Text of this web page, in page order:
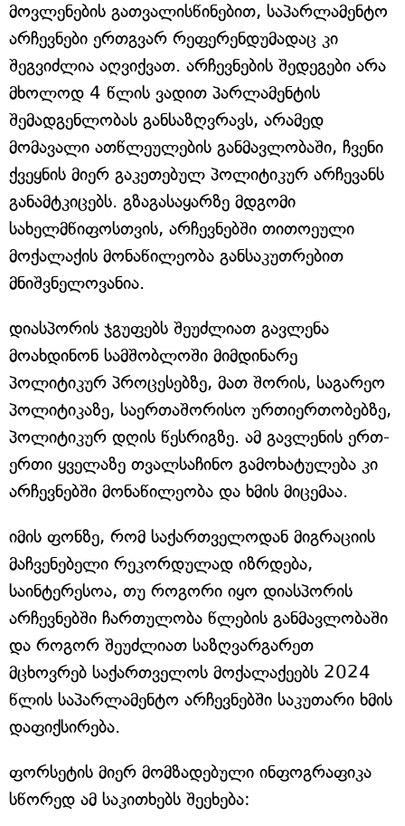
მოვლენების გათვალისწინებით, საპარლამენტო
არჩევნები ერთგვარ რეფერენდუმადაც კი
შეგვიძლია აღვიქვათ. არჩევნების შედეგები არა
მხოლოდ 4 წლის ვადით პარლამენტის
შემადგენლობას განსაზღვრავს, არამედ
მომავალი ათწლეულების განმავლობაში, ჩვენი
ქვეყნის მიერ გაკეთებულ პოლიტიკურ არჩევანს
განამტკიცებს. გზაგასაყარზე მდგომი
სახელმწიფოსთვის, არჩევნებში თითოეული
მოქალაქის მონაწილეობა განსაკუთრებით
მნიშვნელოვანია.
დიასპორის ჯგუფებს შეუძლიათ გავლენა
მოახდინონ სამშობლოში მიმდინარე
პოლიტიკურ პროცესებზე, მათ შორის, საგარეო
პოლიტიკაზე, საერთაშორისო ურთიერთობებზე,
პოლიტიკურ დღის წესრიგზე. ამ გავლენის ერთ-
ერთი ყველაზე თვალსაჩინო გამოხატულება კი
არჩევნებში მონაწილეობა და ხმის მიცემაა.
იმის ფონზე, რომ საქართველოდან მიგრაციის
მაჩვენებელი რეკორდულად იზრდება,
საინტერესოა, თუ როგორი იყო დიასპორის
არჩევნებში ჩართულობა წლების განმავლობაში
და როგორ შეუძლიათ საზღვარგარეთ
მცხოვრებ საქართველოს მოქალაქეებს 2024
წლის საპარლამენტო არჩევნებში საკუთარი ხმის
დაფიქსირება.
ფორსეტის მიერ მომზადებული ინფოგრაფიკა
სწორედ ამ საკითხებს შეეხება: